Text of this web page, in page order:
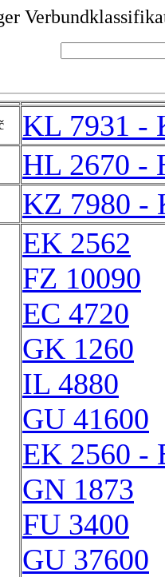
KL 7931 -
HL 2670 -
KZ 7980 -
EK 2562
FZ 10090
EC 4720
GK 1260
IL 4880
GU 41600
EK 2560 -
GN 1873
FU 3400
GU 37600